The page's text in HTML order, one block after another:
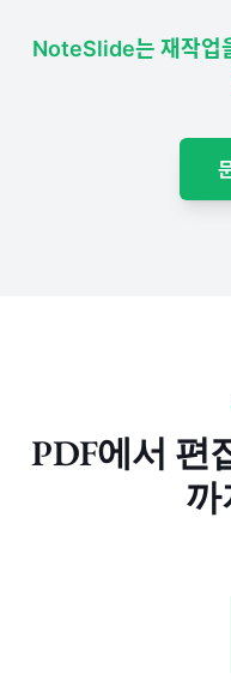
NoteSlide는 재작업
PDF에서 편
까